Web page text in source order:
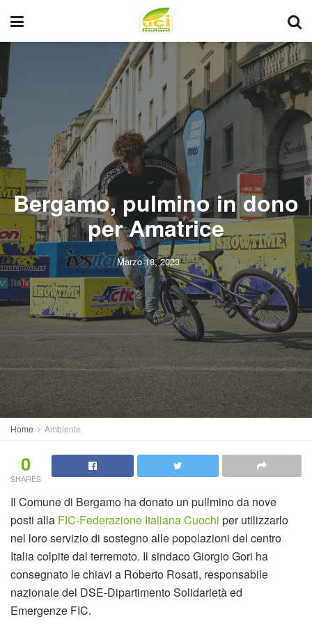
Bergamo, pulmino in dono
per Amatrice
Marzo 18, 2023
Home Ambiente
0
SHARES
Il Comune di Bergamo ha donato un pullmino da nove
posti alla FIC-Federazione Italiana Cuochi per utilizzarlo
nel loro servizio di sostegno alle popolazioni del centro
Italia colpite dal terremoto. Il sindaco Giorgio Gori ha
consegnato le chiavi a Roberto Rosati, responsabile
nazionale del DSE-Dipartimento Solidarietà ed
Emergenze FIC.